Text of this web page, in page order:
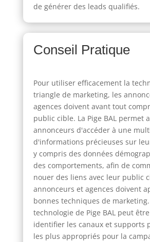
de générer des leads qualifiés.
Conseil Pratique
Pour utiliser efficacement la
triangle de marketing, les
agences doivent avant tout
public cible. La Pige BAL permet
annonceurs d'accéder à une
d'informations précieuses sur
y compris des données
des comportements, afin de
nouer des liens avec leur public
annonceurs et agences doivent
bonnes techniques de marketing.
technologie de Pige BAL peut
identifier les canaux et supports
les plus appropriés pour la